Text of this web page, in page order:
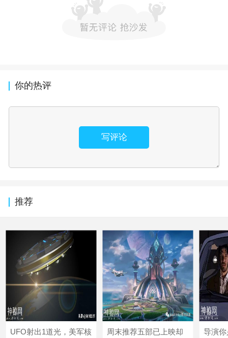
你的热评
写评论
推荐
UFO射出1道光，美军核
周末推荐五部已上映却
导演